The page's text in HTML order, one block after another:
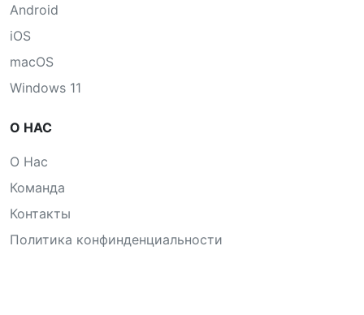
Android
iOS
macOS
Windows 11
О НАС
О Нас
Команда
Контакты
Политика конфинденциальности